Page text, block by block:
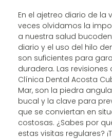
En el ajetreo diario de la
veces olvidamos la
a nuestra salud
diario y el uso del hilo
son suficientes para
duradera. Las
Clínica Dental Acosta
Mar, son la piedra
bucal y la clave para
que se conviertan en
costosas. ¿Sabes por
estas visitas regulares?